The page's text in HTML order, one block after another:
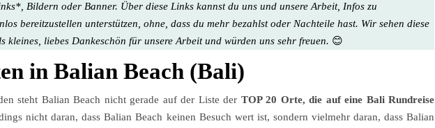
Bildern oder Banner. Über diese Links kannst du uns und unsere Arbeit, Infos zu
bereitzustellen unterstützen, ohne, dass du mehr bezahlst oder Nachteile hast. Wir sehen diese
kleines, liebes Dankeschön für unsere Arbeitund würden uns sehr freuen. 😊
in Balian Beach (Bali)
steht Balian Beach nicht gerade auf der Liste der TOP 20 Orte, die auf eine Bali Rundreise
nicht daran, dass Balian Beach keinen Besuch wert ist, sondern vielmehr daran, dass Balian